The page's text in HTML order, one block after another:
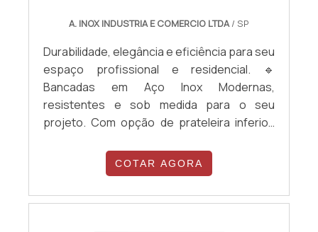
A. INOX INDUSTRIA E COMERCIO LTDA/ SP
Durabilidade, elegância e eficiência para seu
espaço profissional e residencial. 🔹
Bancadas em Aço Inox Modernas,
resistentes e sob medida para o seu
projeto. Com opção de prateleira inferior,
acrílico, reforço estrutural e acabamentos
Acabamento impecável ✅ Fácil higienização
COTAR AGORA